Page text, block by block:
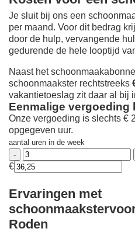
Je sluit bij ons een
per maand. Voor dit bedrag
door de hulp, vervangende
gedurende de hele looptijd
Naast het
schoonmaakster rechtstreeks
vakantietoeslag zit daar al bij
Eenmalige vergoeding
Onze vergoeding is slechts €
opgegeven uur.
aantal uren in de week
€
Ervaringen met
Roden